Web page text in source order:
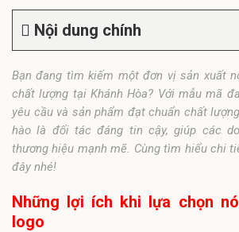
Nội dung chính
Bạn đang tìm kiếm một đơn vị sản xuất
chất lượng tại Khánh Hòa? Với mẫu mã
yêu cầu và sản phẩm đạt chuẩn chất
hào là đối tác đáng tin cậy, giúp các
thương hiệu mạnh mẽ. Cùng tìm hiểu chi
đây nhé!
Những lợi ích khi lựa chọn
logo